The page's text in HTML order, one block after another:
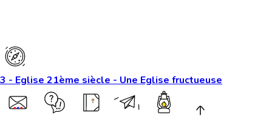
3 - Eglise 21ème siècle - Une Eglise fructueuse